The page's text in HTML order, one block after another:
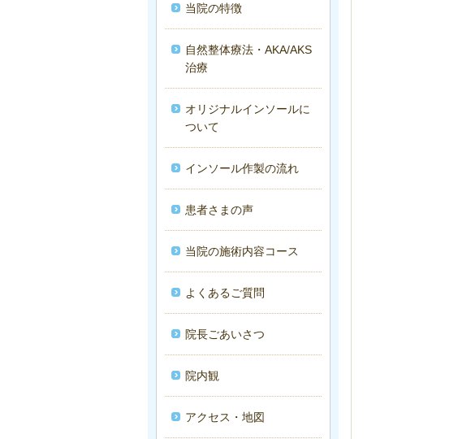
当院の特徴
自然整体療法・AKA/AKS
治療
オリジナルインソールに
ついて
インソール作製の流れ
患者さまの声
当院の施術内容コース
よくあるご質問
院長ごあいさつ
院内観
アクセス・地図